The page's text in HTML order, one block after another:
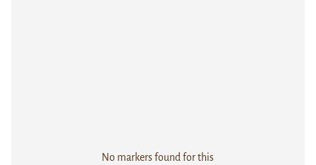
No markers found for this